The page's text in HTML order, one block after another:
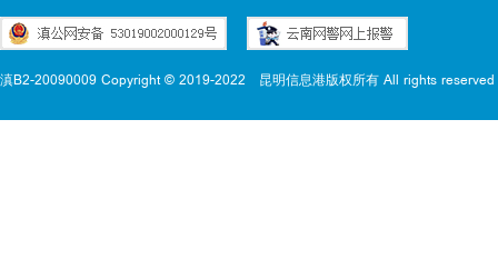
滇B2-20090009 Copyright © 2019-2022 昆明信息港版权所有 All rights reserved